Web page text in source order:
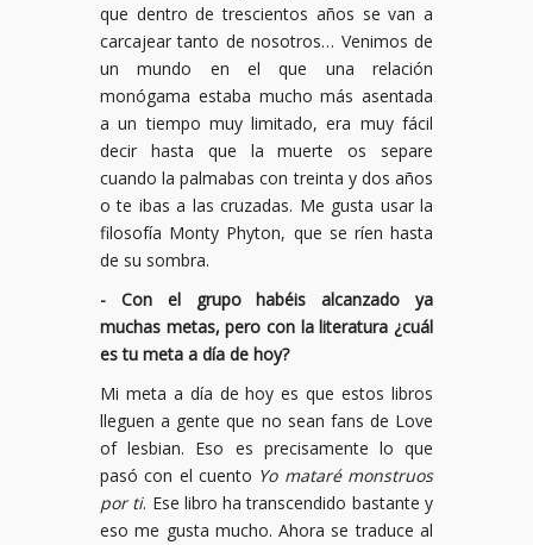
que dentro de trescientos años se van a
carcajear tanto de nosotros… Venimos de
un mundo en el que una relación
monógama estaba mucho más asentada
a un tiempo muy limitado, era muy fácil
decir hasta que la muerte os separe
cuando la palmabas con treinta y dos años
o te ibas a las cruzadas. Me gusta usar la
filosofía Monty Phyton, que se ríen hasta
de su sombra.
- Con el grupo habéis alcanzado ya
muchas metas, pero con la literatura ¿cuál
es tu meta a día de hoy?
Mi meta a día de hoy es que estos libros
lleguen a gente que no sean fans de Love
of lesbian. Eso es precisamente lo que
pasó con el cuento Yo mataré monstruos
por ti. Ese libro ha transcendido bastante y
eso me gusta mucho. Ahora se traduce al